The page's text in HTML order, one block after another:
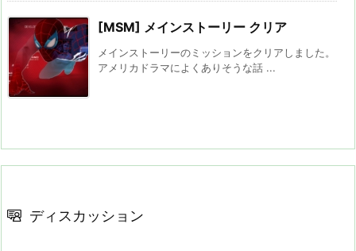
[MSM] メインストーリー クリア
メインストーリーのミッションをクリアしました。
アメリカドラマによくありそうな話 ...
ディスカッション